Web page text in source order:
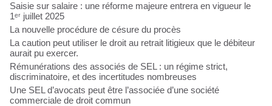
Saisie sur salaire : une réforme majeure entrera en vigueur le
1ᵉʳ juillet 2025
La nouvelle procédure de césure du procès
La caution peut utiliser le droit au retrait litigieux que le débiteur
aurait pu exercer.
Rémunérations des associés de SEL : un régime strict,
discriminatoire, et des incertitudes nombreuses
Une SEL d’avocats peut être l’associée d’une société
commerciale de droit commun